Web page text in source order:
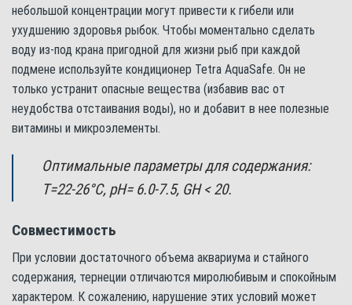
небольшой концентрации могут привести к гибели или
ухудшению здоровья рыбок. Чтобы моментально сделать
воду из-под крана пригодной для жизни рыб при каждой
подмене используйте кондиционер Tetra AquaSafe. Он не
только устранит опасные вещества (избавив вас от
неудобства отстаивания воды), но и добавит в нее полезные
витамины и микроэлементы.
Оптимальные параметры для содержания:
Т=22-26°С, pH= 6.0-7.5, GH < 20.
Совместимость
При условии достаточного объема аквариума и стайного
содержания, тернеции отличаются миролюбивым и спокойным
характером. К сожалению, нарушение этих условий может